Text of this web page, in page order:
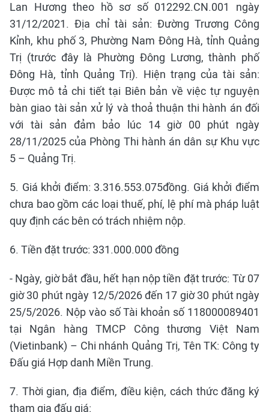
Lan Hương theo hồ sơ số 012292.CN.001 ngày
31/12/2021. Địa chỉ tài sản: Đường Trương Công
Kỉnh, khu phố 3, Phường Nam Đông Hà, tỉnh Quảng
Trị (trước đây là Phường Đông Lương, thành phố
Đông Hà, tỉnh Quảng Trị). Hiện trạng của tài sản:
Được mô tả chi tiết tại Biên bản về việc tự nguyện
bàn giao tài sản xử lý và thoả thuận thi hành án đối
với tài sản đảm bảo lúc 14 giờ 00 phút ngày
28/11/2025 của Phòng Thi hành án dân sự Khu vực
5 – Quảng Trị.
5. Giá khởi điểm: 3.316.553.075đồng. Giá khởi điểm
chưa bao gồm các loại thuế, phí, lệ phí mà pháp luật
quy định các bên có trách nhiệm nộp.
6. Tiền đặt trước: 331.000.000 đồng
- Ngày, giờ bắt đầu, hết hạn nộp tiền đặt trước: Từ 07
giờ 30 phút ngày 12/5/2026 đến 17 giờ 30 phút ngày
25/5/2026. Nộp vào số Tài khoản số 118000089401
tại Ngân hàng TMCP Công thương Việt Nam
(Vietinbank) – Chi nhánh Quảng Trị, Tên TK: Công ty
Đấu giá Hợp danh Miền Trung.
7. Thời gian, địa điểm, điều kiện, cách thức đăng ký
tham gia đấu giá: